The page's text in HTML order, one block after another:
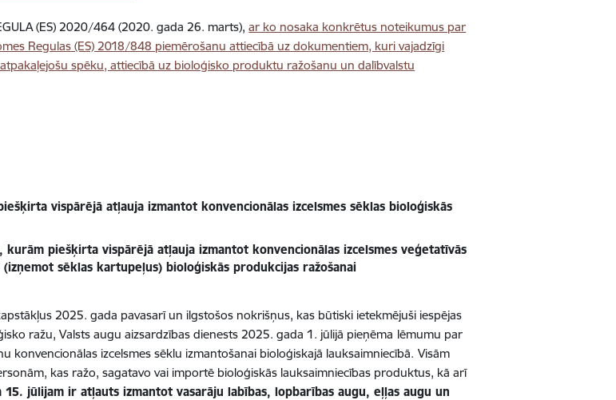
(ES) 2020/464 (2020. gada 26. marts),ar ko nosaka konkrētus noteikumus par
Regulas (ES) 2018/848 piemērošanu attiecībā uz dokumentiem, kuri vajadzīgi
spēku, attiecībā uz bioloģisko produktu ražošanu un dalībvalstu
vispārējā atļauja izmantot konvencionālas izcelsmes sēklas bioloģiskās
kurām piešķirta vispārējā atļauja izmantot konvencionālas izcelsmes veģetatīvās
sēklas kartupeļus) bioloģiskās produkcijas ražošanai
2025. gada pavasarī un ilgstošos nokrišņus, kas būtiski ietekmējuši iespējas
ražu, Valsts augu aizsardzības dienests 2025. gada 1. jūlijā pieņēma lēmumu par
konvencionālas izcelsmes sēklu izmantošanai bioloģiskajā lauksaimniecībā. Visām
kas ražo, sagatavo vai importē bioloģiskās lauksaimniecības produktus, kā arī
15. jūlijam ir atļauts izmantot vasarāju labības, lopbarības augu, eļļas augu un